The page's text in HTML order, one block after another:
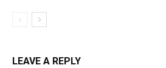
LEAVE A REPLY